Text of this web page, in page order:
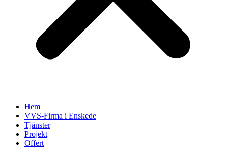
Hem
VVS-Firma i Enskede
Tjänster
Projekt
Offert